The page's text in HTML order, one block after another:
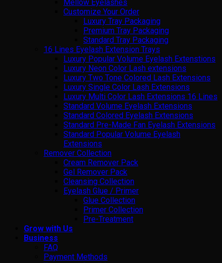
Mellow Eyelashes
Customize Your Order
Luxury Tray Packaging
Premium Tray Packaging
Standard Tray Packaging
16 Lines Eyelash Extension Trays
Luxury Popular Volume Eyelash Extenstions
Luxury Neon Color Lash extensions
Luxury Two Tone Colored Lash Extensions
Luxury Single Color Lash Extensions
Luxury Multi Color Lash Extensions 16 Lines
Standard Volume Eyelash Extensions
Standard Colored Eyelash Extensions
Standard Pre-Made Fan Eyelash Extensions
Standard Popular Volume Eyelash
Extensions
Remover Collection
Cream Remover Pack
Gel Remover Pack
Cleansing Collection
Eyelash Glue / Primer
Glue Collection
Primer Collection
Pre-Treatment
Grow with Us
Business
FAQ
Payment Methods